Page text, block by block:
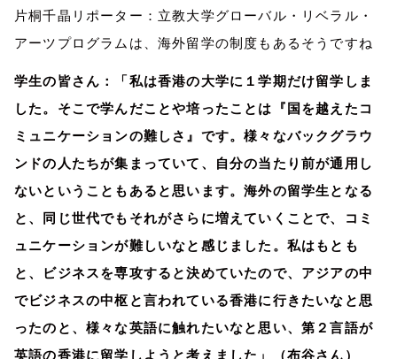
片桐千晶リポーター：立教大学グローバル・リベラル・
アーツプログラムは、海外留学の制度もあるそうですね
学生の皆さん：「私は香港の大学に１学期だけ留学しま
した。そこで学んだことや培ったことは『国を越えたコ
ミュニケーションの難しさ』です。様々なバックグラウ
ンドの人たちが集まっていて、自分の当たり前が通用し
ないということもあると思います。海外の留学生となる
と、同じ世代でもそれがさらに増えていくことで、コミ
ュニケーションが難しいなと感じました。私はもとも
と、ビジネスを専攻すると決めていたので、アジアの中
でビジネスの中枢と言われている香港に行きたいなと思
ったのと、様々な英語に触れたいなと思い、第２言語が
英語の香港に留学しようと考えました」（布谷さん）